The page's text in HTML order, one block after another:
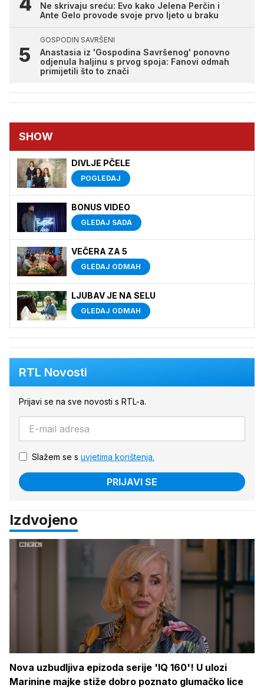
Ne skrivaju sreću: Evo kako Jelena Perčin i
Ante Gelo provode svoje prvo ljeto u braku
GOSPODIN SAVRŠENI
Anastasia iz 'Gospodina Savršenog' ponovno
odjenula haljinu s prvog spoja: Fanovi odmah
primijetili što to znači
SHOW
DIVLJE PČELE
POGLEDAJ
BONUS VIDEO
GLEDAJ SADA
VEČERA ZA 5
GLEDAJ ODMAH
LJUBAV JE NA SELU
GLEDAJ ODMAH
RTL Novosti
Prijavi se na sve novosti s RTL-a.
Slažem se s uvjetima korištenja.
PRIJAVI SE
Izdvojeno
Nova uzbudljiva epizoda serije 'IQ 160'! U ulozi
Marinine majke stiže dobro poznato glumačko lice